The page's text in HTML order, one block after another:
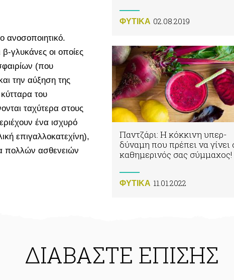
ανοσοποιητικό.
γλυκάνες οι οποίες
(που
την αύξηση της
του
ταχύτερα στους
ένα ισχυρό
επιγαλλοκατεχίνη),
πολλών ασθενειών
ΦΥΤΙΚA 02.08.2019
Παντζάρι: Η κόκκινη υπερ-
δύναμη που πρέπει να γίνει
καθημερινός σας σύμμαχος!
ΦΥΤΙΚA 11.01.2022
ΔΙΑΒΑΣΤΕ ΕΠΙΣΗΣ